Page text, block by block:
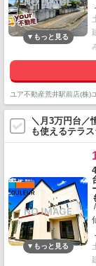
ユア不動産荒井駅前店(株)
＼月3万円台
も使えるテラ
/